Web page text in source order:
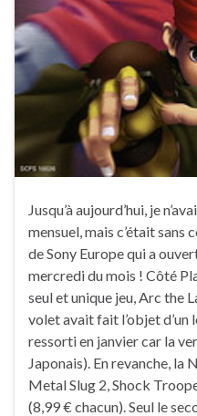
Jusqu’à aujourd’hui, je
mensuel, mais c’était
de Sony Europe qui a
mercredi du mois ! Côté
seul et unique jeu, Arc the
volet avait fait l’objet
ressorti en janvier car la
Japonais). En revanche, la
Metal Slug 2, Shock
(8,99 € chacun). Seul le